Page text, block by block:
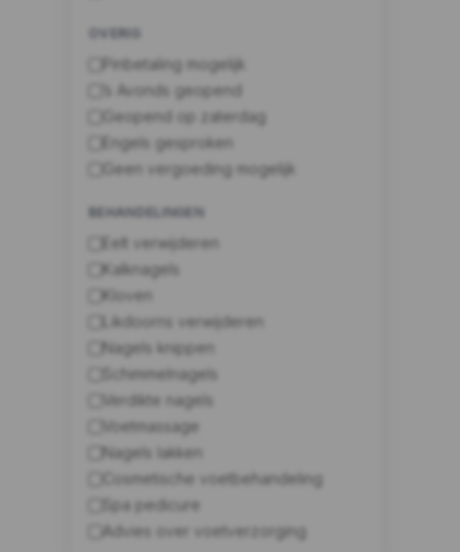
OVERIG
Pinbetaling mogelijk
’s Avonds geopend
Geopend op zaterdag
Engels gesproken
Geen vergoeding mogelijk
BEHANDELINGEN
Eelt verwijderen
Kalknagels
Kloven
Likdoorns verwijderen
Nagels knippen
Schimmelnagels
Verdikte nagels
Voetmassage
Nagels lakken
Cosmetische voetbehandeling
Spa pedicure
Advies over voetverzorging